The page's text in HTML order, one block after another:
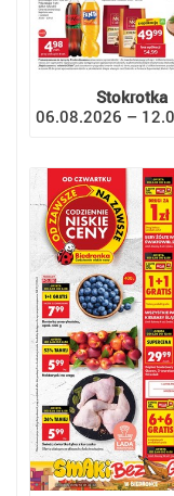
Stokrotka
06.08.2026 –